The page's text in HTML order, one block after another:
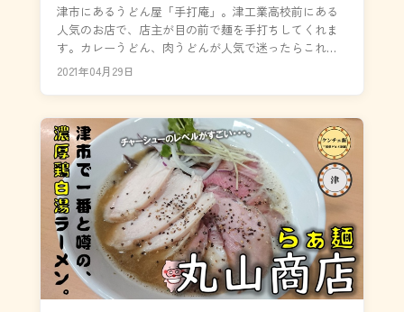
津市にあるうどん屋「手打庵」。津工業高校前にある
人気のお店で、店主が目の前で麺を手打ちしてくれま
す。カレーうどん、肉うどんが人気で迷ったらこれを
注文しましょう。メニューは30種類程度あり、平日に
2021年04月29日